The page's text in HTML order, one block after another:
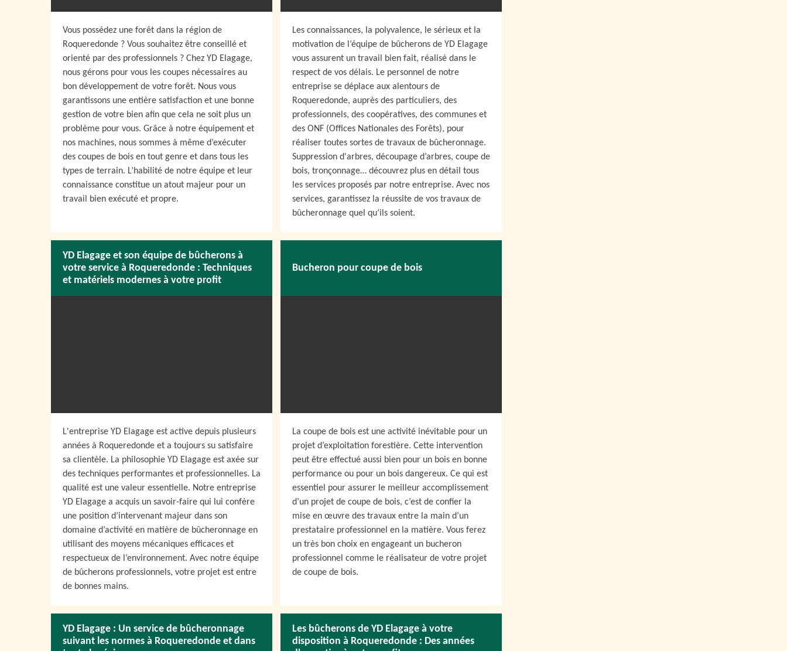
Vous possédez une forêt dans la région de
Roqueredonde ? Vous souhaitez être conseillé et
orienté par des professionnels ? Chez YD Elagage,
nous gérons pour vous les coupes nécessaires au
bon développement de votre forêt. Nous vous
garantissons une entière satisfaction et une bonne
gestion de votre bien afin que cela ne soit plus un
problème pour vous. Grâce à notre équipement et
nos machines, nous sommes à même d’exécuter
des coupes de bois en tout genre et dans tous les
types de terrain. L’habilité de notre équipe et leur
connaissance constitue un atout majeur pour un
travail bien exécuté et propre.
Les connaissances, la polyvalence, le sérieux et la
motivation de l’équipe de bûcherons de YD Elagage
vous assurent un travail bien fait, réalisé dans le
respect de vos délais. Le personnel de notre
entreprise se déplace aux alentours de
Roqueredonde, auprès des particuliers, des
professionnels, des coopératives, des communes et
des ONF (Offices Nationales des Forêts), pour
réaliser toutes sortes de travaux de bûcheronnage.
Suppression d'arbres, découpage d’arbres, coupe de
bois, tronçonnage… découvrez plus en détail tous
les services proposés par notre entreprise. Avec nos
services, garantissez la réussite de vos travaux de
bûcheronnage quel qu’ils soient.
YD Elagage et son équipe de bûcherons à
votre service à Roqueredonde : Techniques
et matériels modernes à votre profit
L'entreprise YD Elagage est active depuis plusieurs
années à Roqueredonde et a toujours su satisfaire
sa clientèle. La philosophie YD Elagage est axée sur
des techniques performantes et professionnelles. La
qualité est une valeur essentielle. Notre entreprise
YD Elagage a acquis un savoir-faire qui lui confère
une position d’intervenant majeur dans son
domaine d’activité en matière de bûcheronnage en
utilisant des moyens mécaniques efficaces et
respectueux de l‘environnement. Avec notre équipe
de bûcherons professionnels, votre projet est entre
de bonnes mains.
Bucheron pour coupe de bois
La coupe de bois est une activité inévitable pour un
projet d’exploitation forestière. Cette intervention
peut être effectué aussi bien pour un bois en bonne
performance ou pour un bois dangereux. Ce qui est
essentiel pour assurer le meilleur accomplissement
d’un projet de coupe de bois, c’est de confier la
mise en œuvre des travaux entre la main d’un
prestataire professionnel en la matière. Vous ferez
un très bon choix en engageant un bucheron
professionnel comme le réalisateur de votre projet
de coupe de bois.
YD Elagage : Un service de bûcheronnage
suivant les normes à Roqueredonde et dans
Les bûcherons de YD Elagage à votre
disposition à Roqueredonde : Des années